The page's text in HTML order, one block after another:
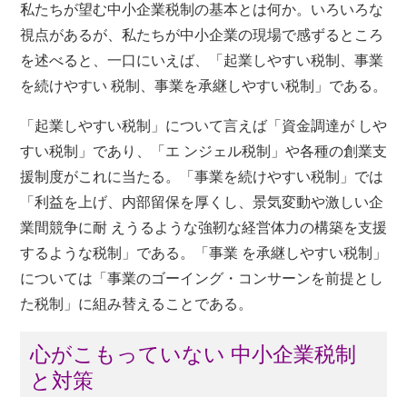
私たちが望む中小企業税制の基本とは何か。いろいろな
視点があるが、私たちが中小企業の現場で感ずるところ
を述べると、一口にいえば、「起業しやすい税制、事業
を続けやすい 税制、事業を承継しやすい税制」である。
「起業しやすい税制」について言えば「資金調達が しや
すい税制」であり、「エ ンジェル税制」や各種の創業支
援制度がこれに当たる。「事業を続けやすい税制」では
「利益を上げ、内部留保を厚くし、景気変動や激しい企
業間競争に耐 えうるような強靭な経営体力の構築を支援
するような税制」である。「事業 を承継しやすい税制」
については「事業のゴーイング・コンサーンを前提とし
た税制」に組み替えることである。
心がこもっていない 中小企業税制
と対策